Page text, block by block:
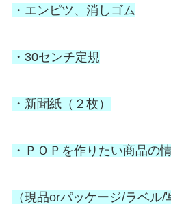
・エンピツ、消しゴム
・30センチ定規
・新聞紙（２枚）
・ＰＯＰを作りたい商品の
（現品orパッケージ/ラベル